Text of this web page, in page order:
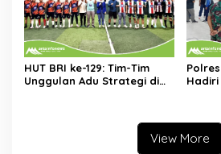
HUT BRI ke-129: Tim-Tim
Unggulan Adu Strategi di
Hadiri
View More